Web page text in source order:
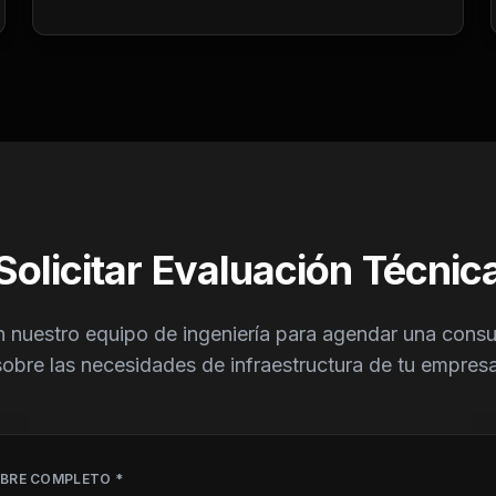
Evaluación
nuestro equipo de ingeniería para agendar una
las necesidades de infraestructura de tu
COMPLETO *